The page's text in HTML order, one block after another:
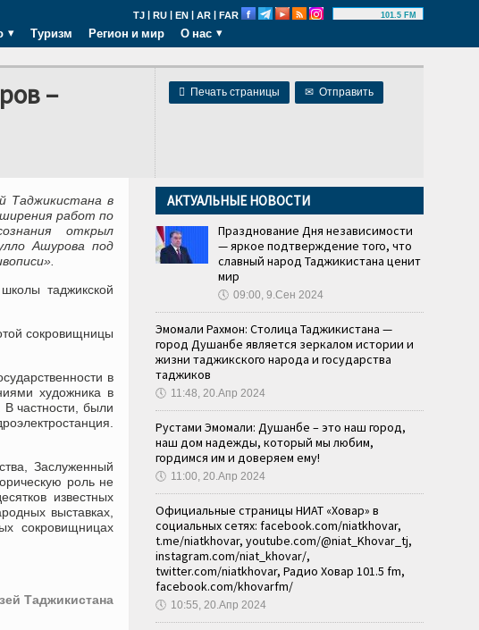
TJ | RU | EN | AR | FAR 101.5 FM
Туризм Регион и мир О нас
 Печать страницы ✉ Отправить
–
Таджикистана в
работ по
открыл
Ашурова под
таджикской
сокровищницы
в
художника в
частности, были
Заслуженный
роль не
известных
выставках,
сокровищницах
Таджикистана
АКТУАЛЬНЫЕ НОВОСТИ
Празднование Дня независимости
— яркое подтверждение того, что
славный народ Таджикистана ценит
мир
🕔 09:00, 9.Сен 2024
Эмомали Рахмон: Столица Таджикистана —
город Душанбе является зеркалом истории и
жизни таджикского народа и государства
таджиков
🕔 11:48, 20.Апр 2024
Рустами Эмомали: Душанбе – это наш город,
наш дом надежды, который мы любим,
гордимся им и доверяем ему!
🕔 11:00, 20.Апр 2024
Официальные страницы НИАТ «Ховар» в
социальных сетях: facebook.com/niatkhovar,
t.me/niatkhovar, youtube.com/@niat_Khovar_tj,
instagram.com/niat_khovar/,
twitter.com/niatkhovar, Радио Ховар 101.5 fm,
facebook.com/khovarfm/
🕔 10:55, 20.Апр 2024